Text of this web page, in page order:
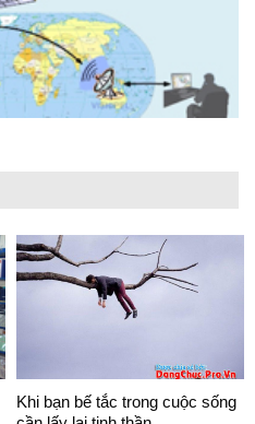
Khi bạn bế tắc trong cuộc sống